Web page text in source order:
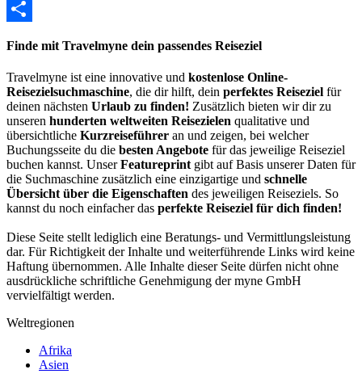
Twitter
Finde mit Travelmyne dein passendes Reiseziel
Travelmyne ist eine innovative und kostenlose Online-
Reisezielsuchmaschine, die dir hilft, dein perfektes Reiseziel für
deinen nächsten Urlaub zu finden! Zusätzlich bieten wir dir zu
unseren hunderten weltweiten Reisezielen qualitative und
übersichtliche Kurzreiseführer an und zeigen, bei welcher
Buchungsseite du die besten Angebote für das jeweilige Reiseziel
buchen kannst. UnserFeatureprintgibt auf Basis unserer Daten für
die Suchmaschine zusätzlich eine einzigartige und schnelle
Übersicht über die Eigenschaften des jeweiligen Reiseziels. So
kannst du noch einfacher das perfekte Reiseziel für dich finden!
Diese Seite stellt lediglich eine Beratungs- und Vermittlungsleistung
dar. Für Richtigkeit der Inhalte und weiterführende Links wird keine
Haftung übernommen. Alle Inhalte dieser Seite dürfen nicht ohne
ausdrückliche schriftliche Genehmigung der myne GmbH
vervielfältigt werden.
Weltregionen
Afrika
Asien